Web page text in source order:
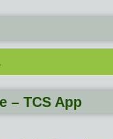
– TCS App